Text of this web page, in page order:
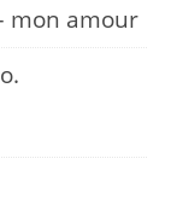
mon amour